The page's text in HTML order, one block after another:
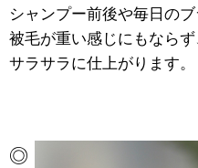
シャンプー前後や毎日の
被毛が重い感じにもならず
サラサラに仕上がります。
◎